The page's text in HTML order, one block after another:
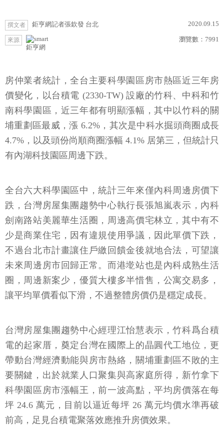
撰文者 鉅亨網記者張欽發 台北 2020.09.15
來源
鉅亨網
瀏覽數： 7991
房仲業者統計，全台主要科學園區房市熱區近三年房
價變化，以台積電 (2330-TW) 設廠的竹科、中科和竹
南科學園區，近三年都有明顯漲幅，其中以竹科的關
埔重劃區最威，漲 6.2%，其次是中科水掘頭商圈成長
4.7%，以及頭份尚順商圈漲幅 4.1% 居第三，但統計只
有內湖科技園區周邊下跌。
全台六大科學園區中，統計三年來僅內科周邊房價下
跌，台灣房屋集團趨勢中心執行長張旭嵐表示，內科
劍南路站美麗華生活圈，周邊高價宅林立，其中有不
少是商業住宅，因有違規使用爭議，因此單價下跌，
不過台北市計畫讓住戶繳回饋金後就地合法，可望讓
未來周邊房市回歸正常。而港墘站也是內科成熟生活
圈，周邊新案少，優質大樓多半惜售，公寓交易多，
讓平均單價看似下滑，不過整體房價仍是穩定成長。
台灣房屋集團趨勢中心經理江怡慧表示，竹科爲台積
電的起家厝，奠定台灣在國際上的晶圓代工地位，更
帶動台灣經濟動能與房市熱絡，關埔重劃區不敗的主
要關鍵，出於就業人口聚集與高家庭所得，新竹拿下
科學園區房市漲幅王，前一波高點，平均房價落在每
坪 24.6 萬元，目前以逼近每坪 26 萬元均價水準再破
前高，足見台積電聚落效應推升房價效果。